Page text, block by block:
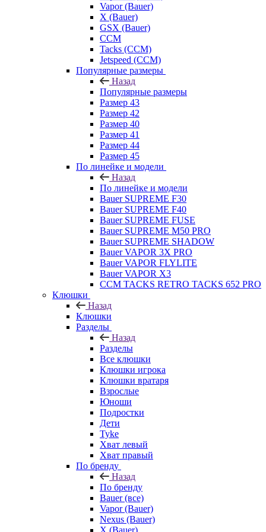
Vapor (Bauer)
X (Bauer)
GSX (Bauer)
CCM
Tacks (CCM)
Jetspeed (CCM)
Популярные размеры
Назад
Популярные размеры
Размер 43
Размер 42
Размер 40
Размер 41
Размер 44
Размер 45
По линейке и модели
Назад
По линейке и модели
Bauer SUPREME F30
Bauer SUPREME F40
Bauer SUPREME FUSE
Bauer SUPREME M50 PRO
Bauer SUPREME SHADOW
Bauer VAPOR 3X PRO
Bauer VAPOR FLYLITE
Bauer VAPOR X3
CCM TACKS RETRO TACKS 652 PRO
Клюшки
Назад
Клюшки
Разделы
Назад
Разделы
Все клюшки
Клюшки игрока
Клюшки вратаря
Взрослые
Юноши
Подростки
Дети
Tyke
Хват левый
Хват правый
По бренду
Назад
По бренду
Bauer (все)
Vapor (Bauer)
Nexus (Bauer)
X (Bauer)